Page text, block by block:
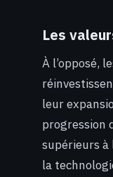
Les
À l’opposé,
leur
progression
supérieurs à
la